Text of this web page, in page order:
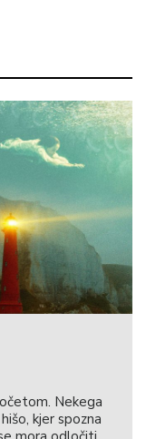
Nekega
kjer spozna